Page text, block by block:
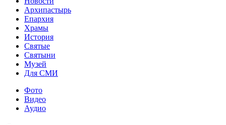
Архипастырь
Епархия
Храмы
История
Святые
Святыни
Музей
Для СМИ
Фото
Видео
Аудио